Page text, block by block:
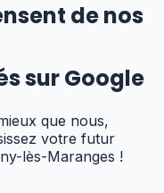
de nos
sur Google
que nous,
votre futur
lès-Maranges !